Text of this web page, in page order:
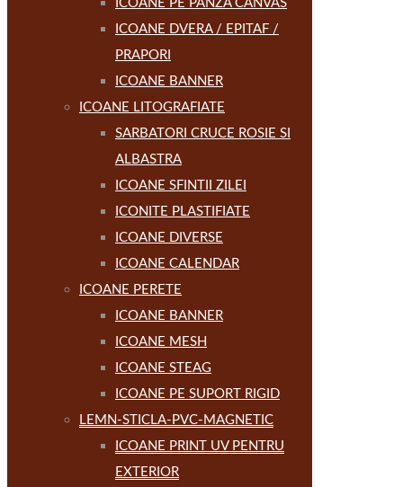
ICOANE PE PÂNZA CANVAS
ICOANE DVERA / EPITAF /
PRAPORI
ICOANE BANNER
ICOANE LITOGRAFIATE
SARBATORI CRUCE ROSIE SI
ALBASTRA
ICOANE SFINTII ZILEI
ICONITE PLASTIFIATE
ICOANE DIVERSE
ICOANE CALENDAR
ICOANE PERETE
ICOANE BANNER
ICOANE MESH
ICOANE STEAG
ICOANE PE SUPORT RIGID
LEMN-STICLA-PVC-MAGNETIC
ICOANE PRINT UV PENTRU
EXTERIOR